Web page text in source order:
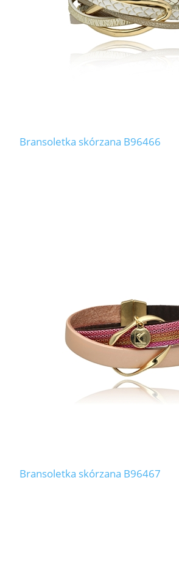
Bransoletka skórzana B96466
Bransoletka skórzana B96467